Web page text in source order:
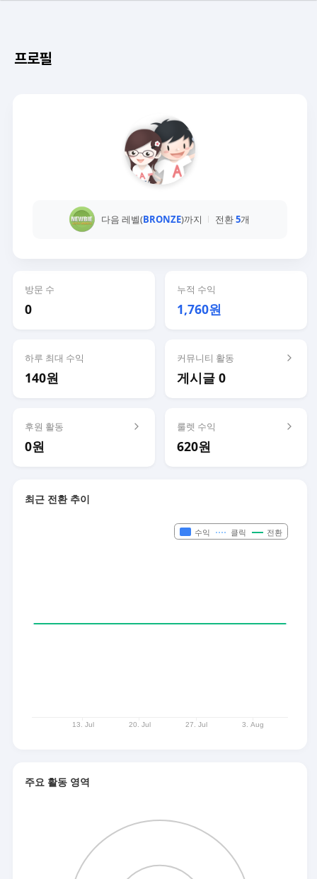
프로필
다음 레벨(BRONZE)까지 전환5개
방문 수
0
누적 수익
1,760원
하루 최대 수익
140원
커뮤니티 활동
게시글 0
후원 활동
0원
룰렛 수익
620원
최근 전환 추이
주요 활동 영역